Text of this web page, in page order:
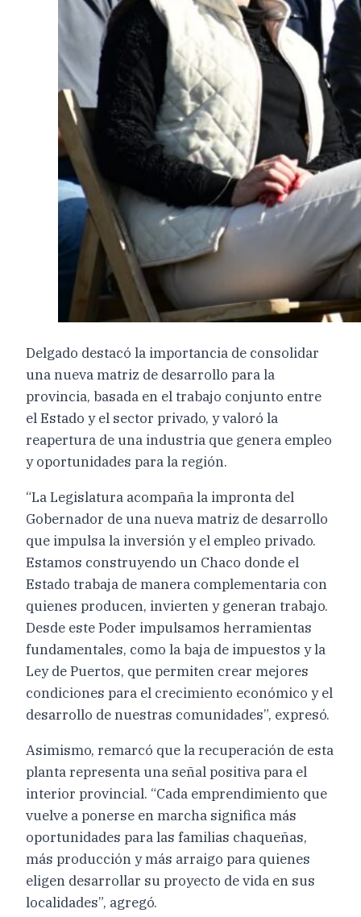
Delgado destacó la importancia de consolidar
una nueva matriz de desarrollo para la
provincia, basada en el trabajo conjunto entre
el Estado y el sector privado, y valoró la
reapertura de una industria que genera empleo
y oportunidades para la región.
“La Legislatura acompaña la impronta del
Gobernador de una nueva matriz de desarrollo
que impulsa la inversión y el empleo privado.
Estamos construyendo un Chaco donde el
Estado trabaja de manera complementaria con
quienes producen, invierten y generan trabajo.
Desde este Poder impulsamos herramientas
fundamentales, como la baja de impuestos y la
Ley de Puertos, que permiten crear mejores
condiciones para el crecimiento económico y el
desarrollo de nuestras comunidades”, expresó.
Asimismo, remarcó que la recuperación de esta
planta representa una señal positiva para el
interior provincial. “Cada emprendimiento que
vuelve a ponerse en marcha significa más
oportunidades para las familias chaqueñas,
más producción y más arraigo para quienes
eligen desarrollar su proyecto de vida en sus
localidades”, agregó.